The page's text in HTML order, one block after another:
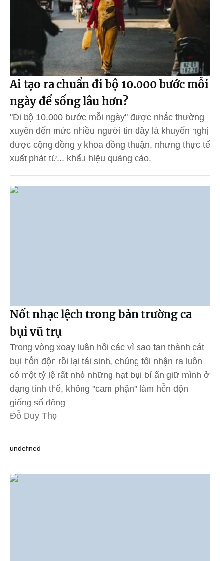
Ai tạo ra chuẩn đi bộ 10.000 bước mỗi
ngày để sống lâu hơn?
"Đi bộ 10.000 bước mỗi ngày" được nhắc thường
xuyên đến mức nhiều người tin đây là khuyến nghị
được cộng đồng y khoa đồng thuận, nhưng thực tế
xuất phát từ... khẩu hiệu quảng cáo.
Nốt nhạc lệch trong bản trường ca
bụi vũ trụ
Trong vòng xoay luân hồi các vì sao tan thành cát
bụi hỗn độn rồi lại tái sinh, chúng tôi nhận ra luôn
có một tỷ lệ rất nhỏ những hạt bụi bí ẩn giữ mình ở
dạng tinh thể, không "cam phận" làm hỗn độn
giống số đông.
Đỗ Duy Thọ
undefined